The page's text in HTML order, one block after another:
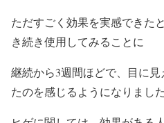
ただすごく効果を実感できた
き続き使用してみることに
継続から3週間ほどで、目に
たのを感じるようになりました